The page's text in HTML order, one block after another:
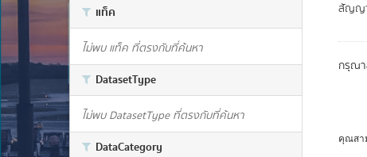
แท็ค
ไม่พบ แท็ค ที่ตรงกับที่ค้นหา
DatasetType
ไม่พบ DatasetType ที่ตรงกับที่ค้นหา
DataCategory
สัญญ
กรุณา
คุณสา